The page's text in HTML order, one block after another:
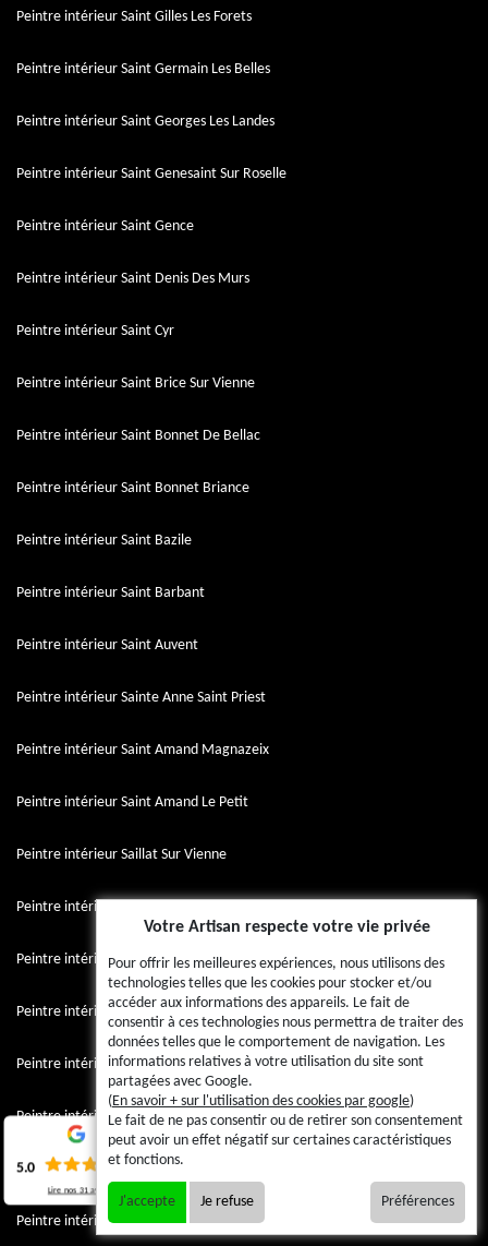
Peintre intérieur Saint Gilles Les Forets
Peintre intérieur Saint Germain Les Belles
Peintre intérieur Saint Georges Les Landes
Peintre intérieur Saint Genesaint Sur Roselle
Peintre intérieur Saint Gence
Peintre intérieur Saint Denis Des Murs
Peintre intérieur Saint Cyr
Peintre intérieur Saint Brice Sur Vienne
Peintre intérieur Saint Bonnet De Bellac
Peintre intérieur Saint Bonnet Briance
Peintre intérieur Saint Bazile
Peintre intérieur Saint Barbant
Peintre intérieur Saint Auvent
Peintre intérieur Sainte Anne Saint Priest
Peintre intérieur Saint Amand Magnazeix
Peintre intérieur Saint Amand Le Petit
Peintre intérieur Saillat Sur Vienne
Peintre intérieur Roziers Saint Georges
Peintre intérieur Royeres
Peintre intérieur Roussac
Peintre intérieur La Roche L Abeille
Peintre intérieur Rochechouart
Peintre intérieur Rilhac Rancon
Peintre intérieur Rilhac Lastours
Votre Artisan respecte votre vie privée
Pour offrir les meilleures expériences, nous utilisons des
technologies telles que les cookies pour stocker et/ou
accéder aux informations des appareils. Le fait de
consentir à ces technologies nous permettra de traiter des
données telles que le comportement de navigation. Les
informations relatives à votre utilisation du site sont
partagées avec Google.
(En savoir + sur l'utilisation des cookies par google)
Le fait de ne pas consentir ou de retirer son consentement
peut avoir un effet négatif sur certaines caractéristiques
et fonctions.
J'accepte Je refuse Préférences
5.0
Lire nos 31 avis